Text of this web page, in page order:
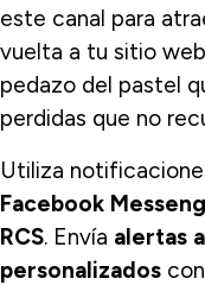
este canal para
vuelta a tu sitio
pedazo del pastel
perdidas que no
Utiliza
Facebook
RCS. Envía alertas
personalizados